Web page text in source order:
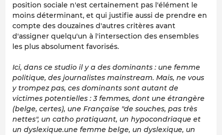
position sociale n'est certainement pas l'élément le
moins déterminant, et qui justifie aussi de prendre en
compte des douzaines d'autres critères avant
d'assigner quelqu'un à l'intersection des ensembles
les plus absolument favorisés.
Ici, dans ce studio il y a des dominants : une femme
politique, des journalistes mainstream. Mais, ne vous
y trompez pas, ces dominants sont autant de
victimes potentielles : 3 femmes, dont une étrangère
(belge, certes), une Française "de souches, pas très
nettes", un catho pratiquant, un hypocondriaque et
un dyslexique.une femme belge, un dyslexique, un